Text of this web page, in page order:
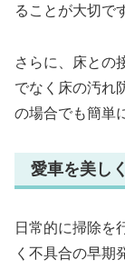
ることが大切で
さらに、床との
でなく床の汚れ
の場合でも簡単
愛車を美し
日常的に掃除を
く不具合の早期